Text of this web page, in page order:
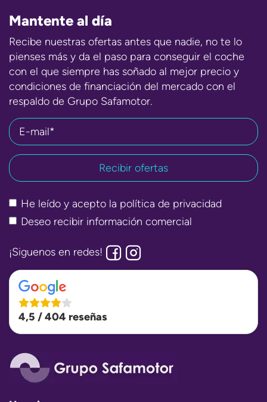
Mantente al día
Recibe nuestras ofertas antes que nadie, no te lo
pienses más y da el paso para conseguir el coche
con el que siempre has soñado al mejor precio y
condiciones de financiación del mercado con el
respaldo de Grupo Safamotor.
E-mail*
He leído y acepto la política de privacidad
Deseo recibir información comercial
¡Siguenos en redes!
4,5 / 404 reseñas